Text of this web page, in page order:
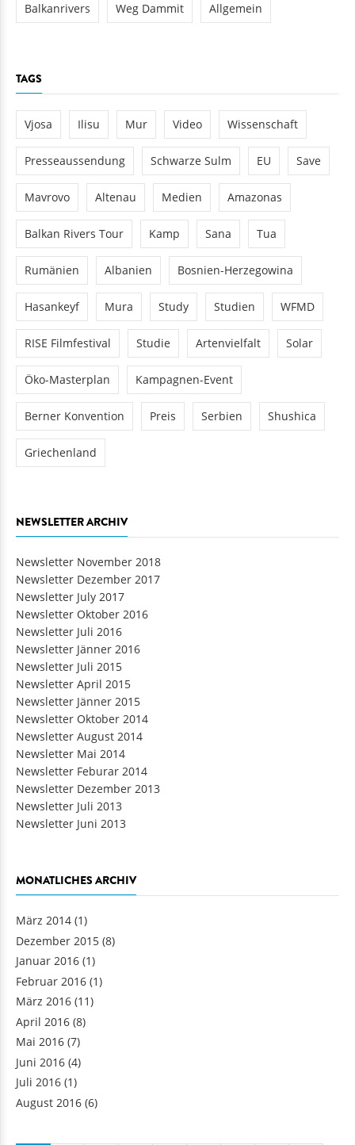
Balkanrivers Weg Dammit Allgemein
TAGS
Vjosa Ilisu Mur Video Wissenschaft
Presseaussendung Schwarze Sulm EU Save
Mavrovo Altenau Medien Amazonas
Balkan Rivers Tour Kamp Sana Tua
Rumänien Albanien Bosnien-Herzegowina
Hasankeyf Mura Study Studien WFMD
RISE Filmfestival Studie Artenvielfalt Solar
Öko-Masterplan Kampagnen-Event
Berner Konvention Preis Serbien Shushica
Griechenland
NEWSLETTER ARCHIV
Newsletter November 2018
Newsletter Dezember 2017
Newsletter July 2017
Newsletter Oktober 2016
Newsletter Juli 2016
Newsletter Jänner 2016
Newsletter Juli 2015
Newsletter April 2015
Newsletter Jänner 2015
Newsletter Oktober 2014
Newsletter August 2014
Newsletter Mai 2014
Newsletter Feburar 2014
Newsletter Dezember 2013
Newsletter Juli 2013
Newsletter Juni 2013
MONATLICHES ARCHIV
März 2014 (1)
Dezember 2015 (8)
Januar 2016 (1)
Februar 2016 (1)
März 2016 (11)
April 2016 (8)
Mai 2016 (7)
Juni 2016 (4)
Juli 2016 (1)
August 2016 (6)